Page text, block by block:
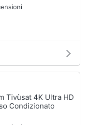
Tivùsat 4K Ultra HD
Condizionato